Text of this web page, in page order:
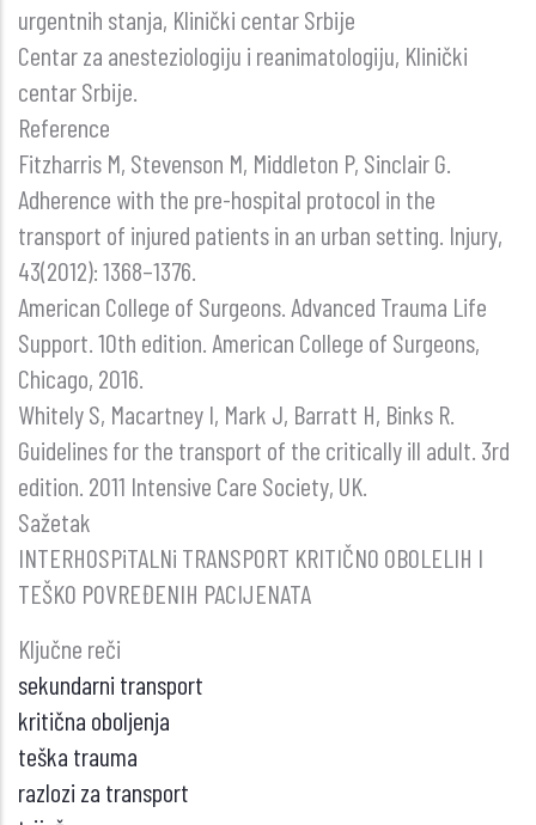
urgentnih stanja, Klinički centar Srbije
Centar za anesteziologiju i reanimatologiju, Klinički
centar Srbije.
Reference
Fitzharris M, Stevenson M, Middleton P, Sinclair G.
Adherence with the pre-hospital protocol in the
transport of injured patients in an urban setting. Injury,
43(2012): 1368–1376.
American College of Surgeons. Advanced Trauma Life
Support. 10th edition. American College of Surgeons,
Chicago, 2016.
Whitely S, Macartney I, Mark J, Barratt H, Binks R.
Guidelines for the transport of the critically ill adult. 3rd
edition. 2011 Intensive Care Society, UK.
Sažetak
INTERHOSPiTALNi TRANSPORT KRITIČNO OBOLELIH I
TEŠKO POVREĐENIH PACIJENATA
Ključne reči
sekundarni transport
kritična oboljenja
teška trauma
razlozi za transport